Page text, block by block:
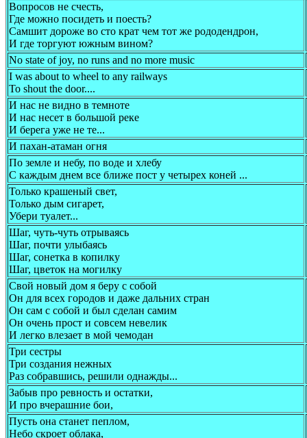
Вопросов не счесть,
Где можно посидеть и поесть?
Самшит дороже во сто крат чем тот же рододендрон,
И где торгуют южным вином?
No state of joy, no runs and no more music
I was about to wheel to any railways
To shout the door....
И нас не видно в темноте
И нас несет в большой реке
И берега уже не те...
И пахан-атаман огня
По земле и небу, по воде и хлебу
С каждым днем все ближе пост у четырех коней ...
Только крашеный свет,
Только дым сигарет,
Убери туалет...
Шаг, чуть-чуть отрываясь
Шаг, почти улыбаясь
Шаг, сонетка в копилку
Шаг, цветок на могилку
Свой новый дом я беру с собой
Он для всех городов и даже дальних стран
Он сам с собой и был сделан самим
Он очень прост и совсем невелик
И легко влезает в мой чемодан
Три сестры
Три создания нежных
Раз собравшись, решили однажды...
Забыв про ревность и остатки,
И про вчерашние бои,
Пусть она станет пеплом,
Небо скроет облака,